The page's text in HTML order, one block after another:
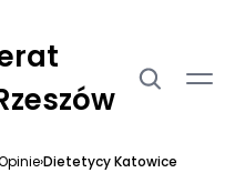
›Dietetycy Katowice